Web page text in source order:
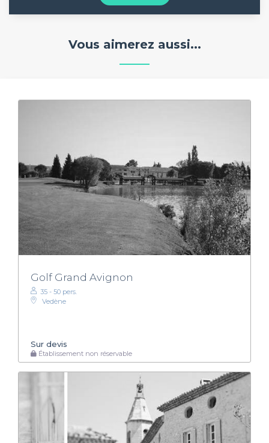
Vous aimerez aussi...
Golf Grand Avignon
35 - 50 pers.
Vedène
Sur devis
Établissement non réservable